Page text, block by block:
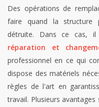
Des opérations de
faire quand la structure
détruite. Dans ce cas,
réparation et
professionnel en ce qui
dispose des matériels
règles de l'art en
travail. Plusieurs